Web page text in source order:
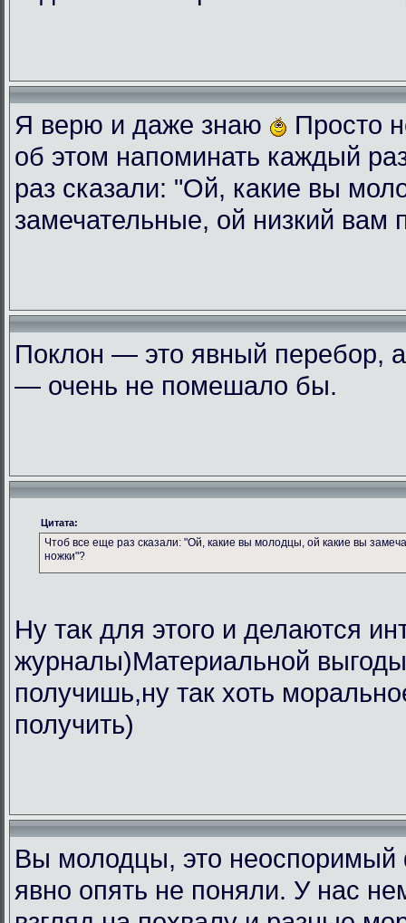
Я верю и даже знаю
Просто
об этом напоминать каждый
раз сказали: "Ой, какие вы
замечательные, ой низкий вам
Поклон — это явный перебор,
— очень не помешало бы.
Цитата:
Чтоб все еще раз сказали: "Ой, какие вы молодцы, ой какие вы
ножки"?
Ну так для этого и делаются
журналы)Материальной
получишь,ну так хоть
получить)
Вы молодцы, это
явно опять не поняли. У нас